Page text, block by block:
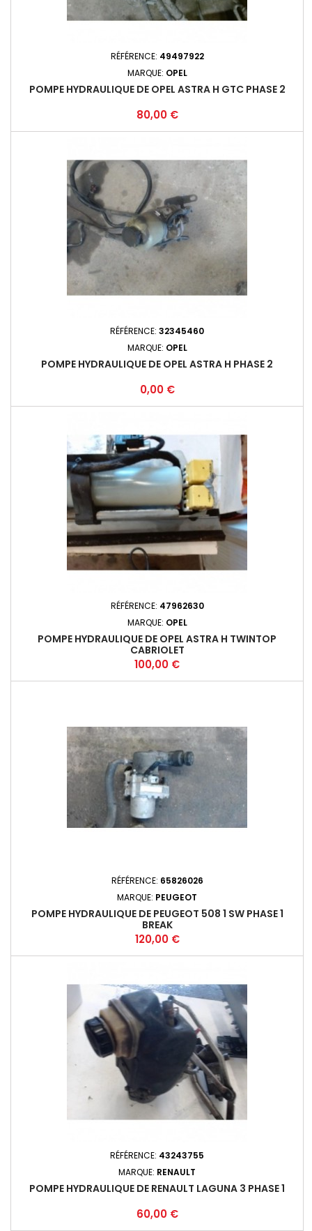
RÉFÉRENCE: 49497922
MARQUE: OPEL
POMPE HYDRAULIQUE DE OPEL ASTRA H GTC PHASE 2
Prix
80,00 €
RÉFÉRENCE: 32345460
MARQUE: OPEL
POMPE HYDRAULIQUE DE OPEL ASTRA H PHASE 2
Prix
0,00 €
RÉFÉRENCE: 47962630
MARQUE: OPEL
POMPE HYDRAULIQUE DE OPEL ASTRA H TWINTOP
CABRIOLET
Prix
100,00 €
RÉFÉRENCE: 65826026
MARQUE: PEUGEOT
POMPE HYDRAULIQUE DE PEUGEOT 508 1 SW PHASE 1
BREAK
Prix
120,00 €
RÉFÉRENCE: 43243755
MARQUE: RENAULT
POMPE HYDRAULIQUE DE RENAULT LAGUNA 3 PHASE 1
Prix
60,00 €